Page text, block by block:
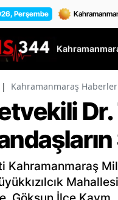
Perşembe
| Kahramanmaraş
Kahramanmaraş